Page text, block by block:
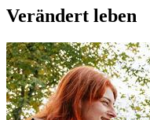
Verändert leben